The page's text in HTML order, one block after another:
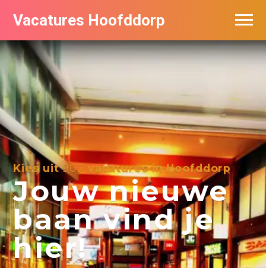
Vacatures Hoofddorp
Kies uit907 vacatures in Hoofddorp
Jouw nieuwe
baan vind je
hier!
Vacatures per bedrijf in Hoofddorp